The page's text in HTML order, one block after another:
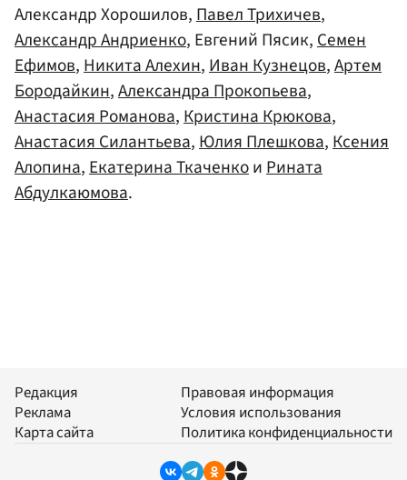
Александр Хорошилов, Павел Трихичев,
Александр Андриенко, Евгений Пясик, Семен
Ефимов, Никита Алехин, Иван Кузнецов,Артем
Бородайкин,Александра Прокопьева,
Анастасия Романова, Кристина Крюкова,
Анастасия Силантьева, Юлия Плешкова, Ксения
Алопина, Екатерина Ткаченкои Рината
Абдулкаюмова.
Редакция
Реклама
Карта сайта
Правовая информация
Условия использования
Политика конфиденциальности